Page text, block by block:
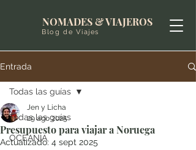
NOMADES & VIAJEROS
Blog de Viajes
Entrada
Todas las guías
OCEANIA
Todas las guías
Presupuesto para viajar a Noruega
Jen y Licha
29 ago 2025
Actualizado: 4 sept 2025